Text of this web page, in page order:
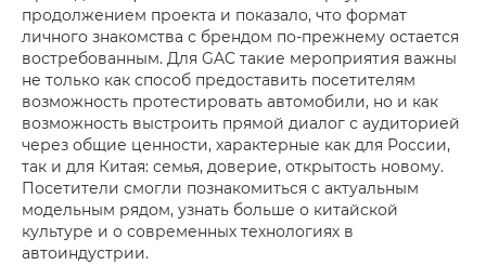
продолжением проекта и показало, что формат
личного знакомства с брендом по-прежнему остается
востребованным. Для GAC такие мероприятия важны
не только как способ предоставить посетителям
возможность протестировать автомобили, но и как
возможность выстроить прямой диалог с аудиторией
через общие ценности, характерные как для России,
так и для Китая: семья, доверие, открытость новому.
Посетители смогли познакомиться с актуальным
модельным рядом, узнать больше о китайской
культуре и о современных технологиях в
автоиндустрии.